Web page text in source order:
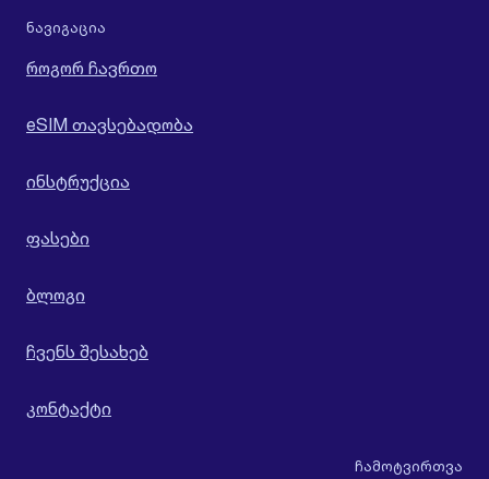
ნავიგაცია
როგორ ჩავრთო
eSIM თავსებადობა
ინსტრუქცია
ფასები
ბლოგი
ჩვენს შესახებ
კონტაქტი
ჩამოტვირთვა